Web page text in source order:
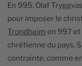
En 995, Olaf
pour imposer le
Trondheim en 997
chrétienne du pays.
contrainte, comme